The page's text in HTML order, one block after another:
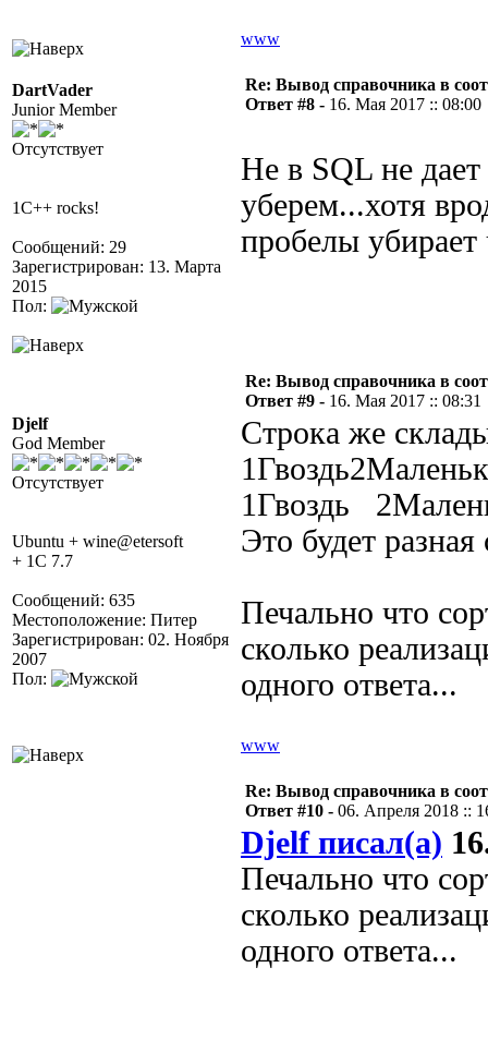
www
DartVader
Junior Member
Отсутствует
1C++ rocks!
Сообщений: 29
Зарегистрирован: 13. Марта
2015
Пол:
Re: Вывод справочника в
Ответ #8 - 16. Мая 2017 :: 08:00
Не в SQL не
уберем...хотя
пробелы убирает
Djelf
God Member
Отсутствует
Ubuntu + wine@etersoft
+ 1C 7.7
Сообщений: 635
Местоположение: Питер
Зарегистрирован: 02. Ноября
2007
Пол:
Re: Вывод справочника в
Ответ #9 - 16. Мая 2017 :: 08:31
Строка же
1Гвоздь
Это будет разная
Печально что
сколько
одного ответа...
www
Re: Вывод справочника в
Ответ #10 - 06. Апреля 2018 ::
Djelf писал(а)
Печально что
сколько
одного ответа...